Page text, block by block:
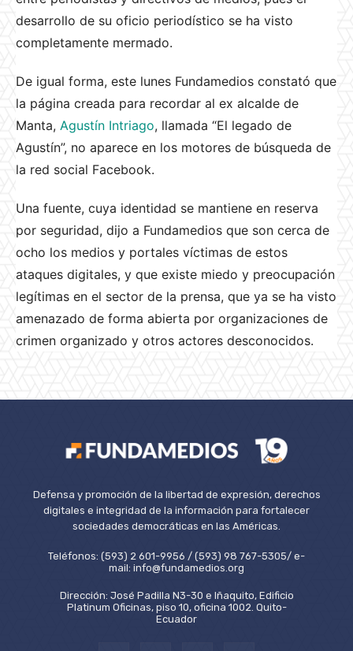
desarrollo de su oficio periodístico se ha visto
completamente mermado.
De igual forma, este lunes Fundamedios constató que
la página creada para recordar al ex alcalde de
Manta, Agustín Intriago, llamada “El legado de
Agustín”, no aparece en los motores de búsqueda de
la red social Facebook.
Una fuente, cuya identidad se mantiene en reserva
por seguridad, dijo a Fundamedios que son cerca de
ocho los medios y portales víctimas de estos
ataques digitales, y que existe miedo y preocupación
legítimas en el sector de la prensa, que ya se ha visto
amenazado de forma abierta por organizaciones de
crimen organizado y otros actores desconocidos.
Defensa y promoción de la libertad de expresión, derechos
digitales e integridad de la información para fortalecer
sociedades democráticas en las Américas.
Teléfonos: (593) 2 601-9956 / (593) 98 767-5305/ e-
mail: info@fundamedios.org
Dirección: José Padilla N3-30 e Iñaquito, Edificio
Platinum Oficinas, piso 10, oficina 1002. Quito-
Ecuador